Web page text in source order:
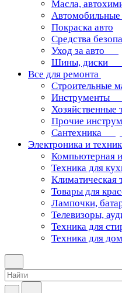
Масла,
Покраска авто
Средства
Уход за авто
Шины, диски
Все для ремонта
Строительные
Инструменты
Хозяйственные
Прочие
Сантехника
Электроника и
Компьютерная
Техника для
Климатическая
Товары для
Лампочки,
Телевизоры,
Техника для
Техника для